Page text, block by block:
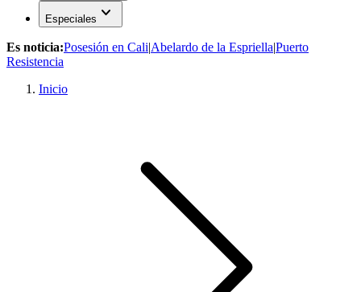
Especiales expand_more
Es noticia:Posesión en Cali|Abelardo de la Espriella|Puerto
Resistencia
Inicio